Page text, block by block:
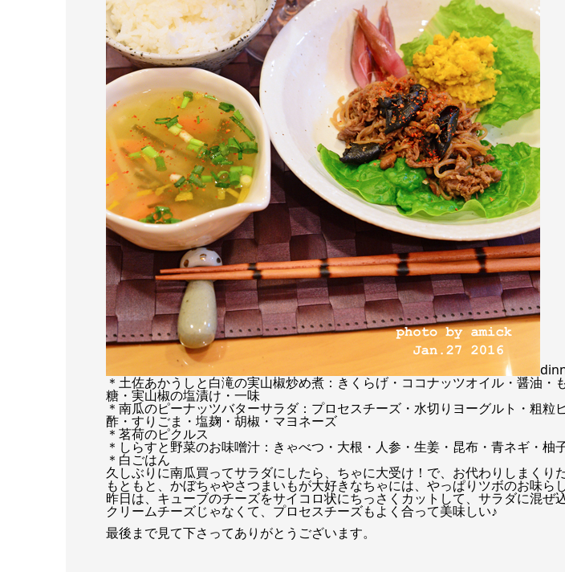
＊土佐あかうしと白滝の実山椒炒め煮：きくらげ・ココナッツオイル・醤油・
糖・実山椒の塩漬け・一味
＊南瓜のピーナッツバターサラダ：プロセスチーズ・水切りヨーグルト・粗粒
酢・すりごま・塩麹・胡椒・マヨネーズ
＊茗荷のピクルス
＊しらすと野菜のお味噌汁：きゃべつ・大根・人参・生姜・昆布・青ネギ・柚
＊白ごはん
久しぶりに南瓜買ってサラダにしたら、ちゃに大受け！で、お代わりしまくりだ
もともと、かぼちゃやさつまいもが大好きなちゃには、やっぱりツボのお味らし
昨日は、キューブのチーズをサイコロ状にちっさくカットして、サラダに混ぜ
クリームチーズじゃなくて、プロセスチーズもよく合って美味しい♪
最後まで見て下さってありがとうございます。